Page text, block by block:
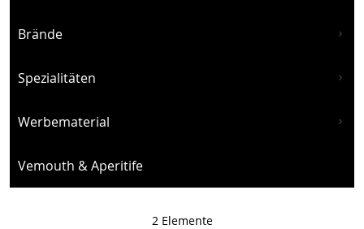
2Elemente
Brände
Spezialitäten
Werbematerial
Vemouth & Aperitife